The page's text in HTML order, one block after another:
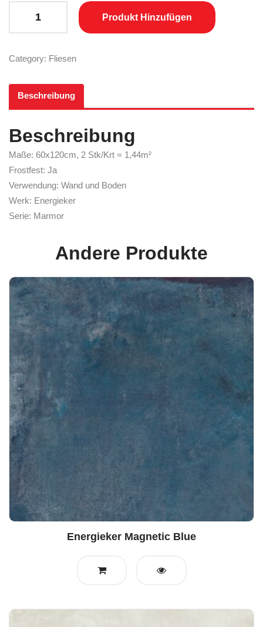
Energieker Marmor Calacatta Lappato quantity
Produkt Hinzufügen
Category: Fliesen
Beschreibung
Beschreibung
Maße: 60x120cm, 2 Stk/Krt = 1,44m²
Frostfest: Ja
Verwendung: Wand und Boden
Werk: Energieker
Serie: Marmor
Andere Produkte
Energieker Magnetic Blue